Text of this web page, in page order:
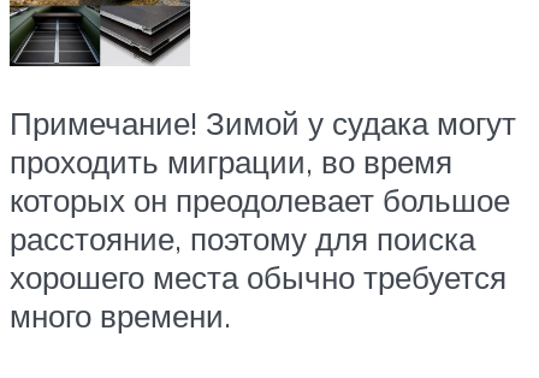
Примечание! Зимой у судака могут
проходить миграции, во время
которых он преодолевает большое
расстояние, поэтому для поиска
хорошего места обычно требуется
много времени.